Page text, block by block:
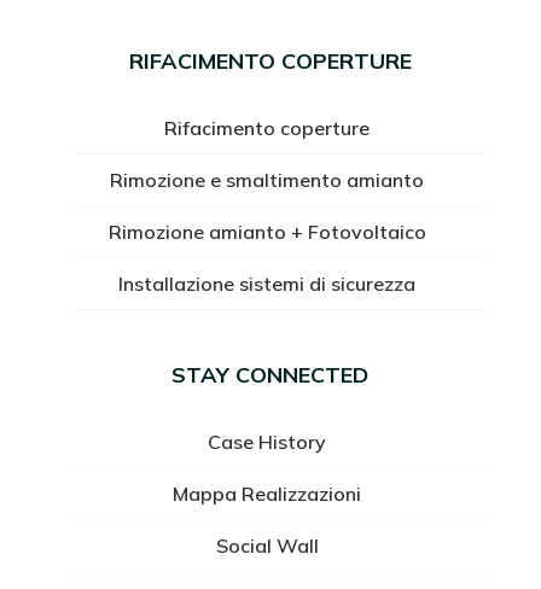
RIFACIMENTO COPERTURE
Rifacimento coperture
Rimozione e smaltimento amianto
Rimozione amianto + Fotovoltaico
Installazione sistemi di sicurezza
STAY CONNECTED
Case History
Mappa Realizzazioni
Social Wall